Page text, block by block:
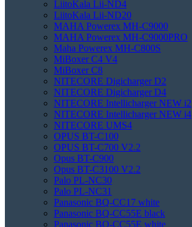
LiitoKala Lii-ND4
LiitoKala Lii-ND20
MAHA Powerex MH-C9000
MAHA Powerex MH-C9000PRO
Maha Powerex MH-C800S
MiBoxer C4 V4
MiBoxer C8
NITECORE Digicharger D2
NITECORE Digicharger D4
NITECORE Intellicharger NEW i2
NITECORE Intellicharger NEW i4
NITECORE UMS4
OPUS BT-C100
OPUS BT-C700 V2.2
Opus BT-C900
Opus BT-C3100 V2.2
Palo PL-NC30
Palo PL-NC31
Panasonic BQ-CC17 white
Panasonic BQ-CC55E black
Panasonic BQ-CC55E white